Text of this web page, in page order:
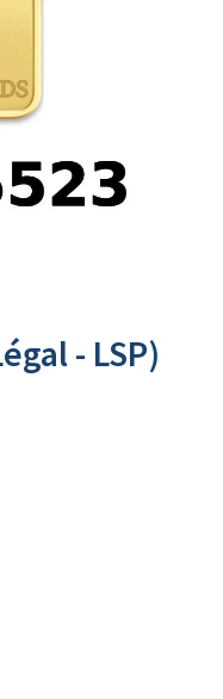
- LSP)